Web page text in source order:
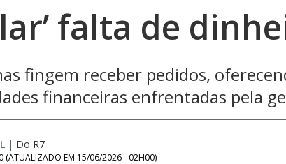
falta de
fingem receber pedidos,
financeiras enfrentadas pela
| Do R7
(ATUALIZADO EM 15/06/2026 - 02H00)